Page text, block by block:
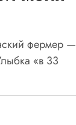
фермер —
«в 33